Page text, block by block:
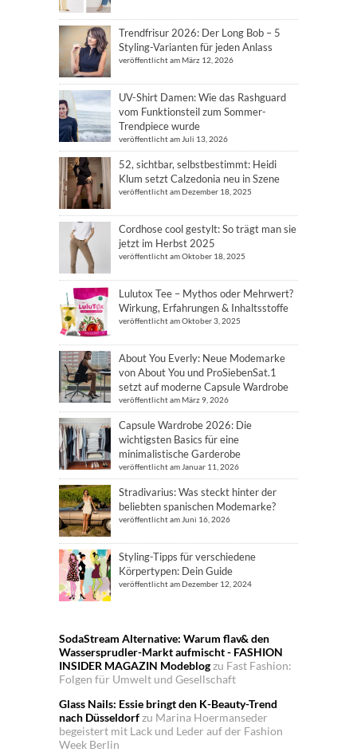
Trendfrisur 2026: Der Long Bob – 5
Styling-Varianten für jeden Anlass
veröffentlicht am März 12, 2026
UV-Shirt Damen: Wie das Rashguard
vom Funktionsteil zum Sommer-
Trendpiece wurde
veröffentlicht am Juli 13, 2026
52, sichtbar, selbstbestimmt: Heidi
Klum setzt Calzedonia neu in Szene
veröffentlicht am Dezember 18, 2025
Cordhose cool gestylt: So trägt man sie
jetzt im Herbst 2025
veröffentlicht am Oktober 18, 2025
Lulutox Tee – Mythos oder Mehrwert?
Wirkung, Erfahrungen & Inhaltsstoffe
veröffentlicht am Oktober 3, 2025
About You Everly: Neue Modemarke
von About You und ProSiebenSat.1
setzt auf moderne Capsule Wardrobe
veröffentlicht am März 9, 2026
Capsule Wardrobe 2026: Die
wichtigsten Basics für eine
minimalistische Garderobe
veröffentlicht am Januar 11, 2026
Stradivarius: Was steckt hinter der
beliebten spanischen Modemarke?
veröffentlicht am Juni 16, 2026
Styling-Tipps für verschiedene
Körpertypen: Dein Guide
veröffentlicht am Dezember 12, 2024
SodaStream Alternative: Warum flav& den
Wassersprudler-Markt aufmischt - FASHION
INSIDER MAGAZIN Modeblogzu Fast Fashion:
Folgen für Umwelt und Gesellschaft
Glass Nails: Essie bringt den K-Beauty-Trend
nach Düsseldorfzu Marina Hoermanseder
begeistert mit Lack und Leder auf der Fashion
Week Berlin